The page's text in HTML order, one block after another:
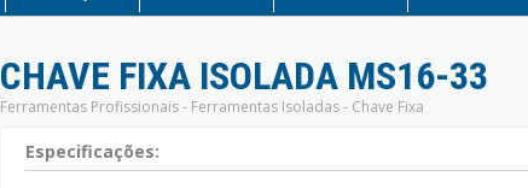
CHAVE FIXA ISOLADA MS16-33
Ferramentas Profissionais - Ferramentas Isoladas - Chave Fixa
Especificações: